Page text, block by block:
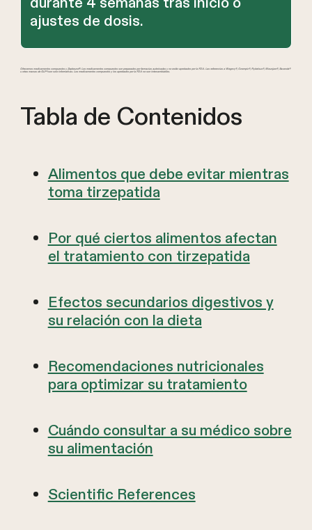
ajustes de dosis.
Ofrecemos medicamentos compuestos y Zepbound®. Los medicamentos compuestos son preparados por farmacias autorizadas y no están aprobados por la FDA. Las referencias a Wegovy®, Ozempic®, Rybelsus®, Mounjaro®, Saxenda®
u otras marcas de GLP-1 son solo informativas. Los medicamentos compuestos y los aprobados por la FDA no son intercambiables.
Tabla de Contenidos
Alimentos que debe evitar mientras
toma tirzepatida
Por qué ciertos alimentos afectan
el tratamiento con tirzepatida
Efectos secundarios digestivos y
su relación con la dieta
Recomendaciones nutricionales
para optimizar su tratamiento
Cuándo consultar a su médico sobre
su alimentación
Scientific References